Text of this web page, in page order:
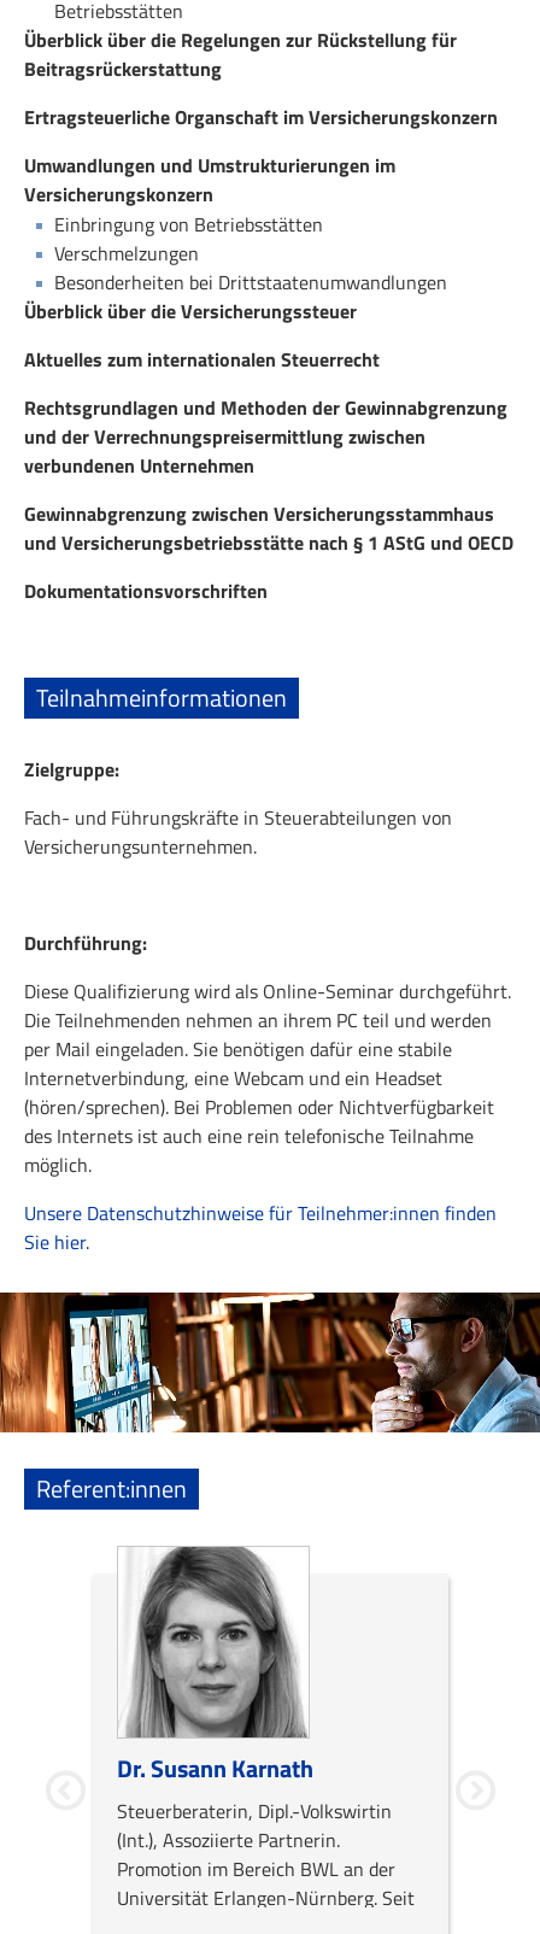
Betriebsstätten
Überblick über die Regelungen zur Rückstellung für
Beitragsrückerstattung
Ertragsteuerliche Organschaft im Versicherungskonzern
Umwandlungen und Umstrukturierungen im
Versicherungskonzern
Einbringung von Betriebsstätten
Verschmelzungen
Besonderheiten bei Drittstaatenumwandlungen
Überblick über die Versicherungssteuer
Aktuelles zum internationalen Steuerrecht
Rechtsgrundlagen und Methoden der Gewinnabgrenzung
und der Verrechnungspreisermittlung zwischen
verbundenen Unternehmen
Gewinnabgrenzung zwischen Versicherungsstammhaus
und Versicherungsbetriebsstätte nach § 1 AStG und OECD
Dokumentationsvorschriften
Teilnahmeinformationen
Zielgruppe:
Fach- und Führungskräfte in Steuerabteilungen von
Versicherungsunternehmen.
Durchführung:
Diese Qualifizierung wird als Online-Seminar durchgeführt.
Die Teilnehmenden nehmen an ihrem PC teil und werden
per Mail eingeladen. Sie benötigen dafür eine stabile
Internetverbindung, eine Webcam und ein Headset
(hören/sprechen). Bei Problemen oder Nichtverfügbarkeit
des Internets ist auch eine rein telefonische Teilnahme
möglich.
Unsere Datenschutzhinweise für Teilnehmer:innen finden
Sie hier.
Referent:innen
Dr. Susann Karnath
Steuerberaterin, Dipl.-Volkswirtin
(Int.), Assoziierte Partnerin.
Promotion im Bereich BWL an der
Universität Erlangen-Nürnberg. Seit